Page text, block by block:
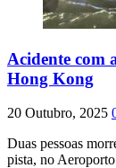
Acidente com
Hong Kong
20 Outubro, 2025
Duas pessoas
pista, no